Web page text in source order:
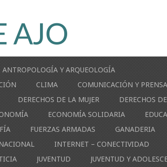
ANTROPOLOGÍA Y ARQUEOLOGÍA
CLIMA
COMUNICACIÓN Y PRENSA
DERECHOS DE LA MUJER
DERECHOS
ECONOMÍA SOLIDARIA
FUERZAS ARMADAS GANADERIA
INTERNET – CONECTIVIDAD
JUVENTUD
JUVENTUD Y